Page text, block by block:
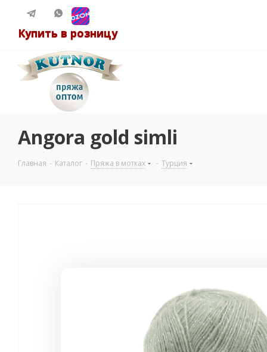
Купить в розницу
Angora gold simli
Главная - Каталог - Пряжа в мотках - Турция